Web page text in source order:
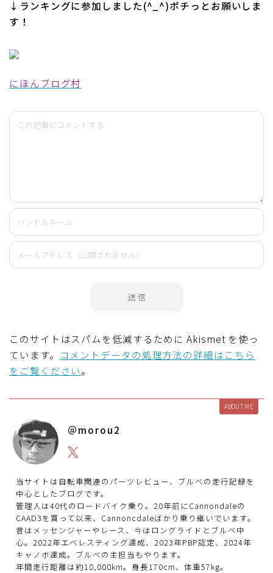
↓ランキングに参加しました(^_^)ポチっとお願いしま
す！
にほんブログ村
このサイトはスパムを低減するために Akismet を使っ
ています。 コメントデータの処理方法の詳細はこちら
をご覧ください。
ABOUT ME
＠morou2
当サイトは自転車関連のパーツレビュー、ブルべの走行記録を
中心としたブログです。
管理人は40代のロードバイク乗り。20年前にCannondaleの
CAAD3を買って以来、Cannoncdaleばかり乗り継いでいます。
昔はメッセンジャーやレース、今はロングライドとブルベ中
心。2022年エベレスティング達成、2023年PBP認定、2024年
キャノボ達成。ブルべの主担当もやります。
年間走行距離は約10,000km。身長170cm、体重57kg。